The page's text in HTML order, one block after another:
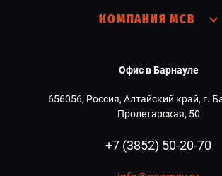
КОМПАНИЯ МСВ
Офис в Барнауле
656056, Россия, Алтайский край, г.
Пролетарская, 50
+7 (3852) 50-20-70